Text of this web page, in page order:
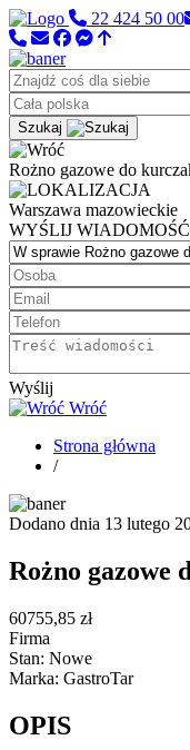
22 424 50 00
Szukaj
Rożno gazowe do
Warszawa mazowieckie
WYŚLIJ WIADOMOŚĆ
Wyślij
Wróć
Strona główna
/
Dodano dnia 13 lutego
Rożno gazowe
60755,85 zł
Firma
Stan: Nowe
Marka: GastroTar
OPIS